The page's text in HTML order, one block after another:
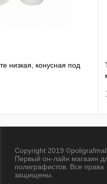
низкая, конусная под
Copyright 2019
Первый он-лайн магазин
полиграфистов. Все права
защищены.